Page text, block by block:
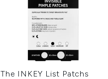
The INKEY List Patchs